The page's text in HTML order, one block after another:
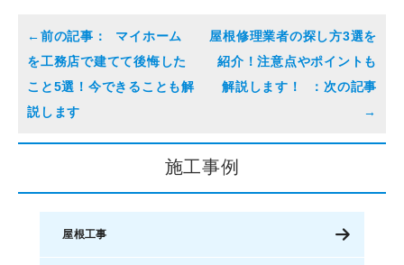
マイホーム
を工務店で建てて後悔した
こと5選！今できることも解
説します
屋根修理業者の探し方3選を
紹介！注意点やポイントも
解説します！
施工事例
屋根工事